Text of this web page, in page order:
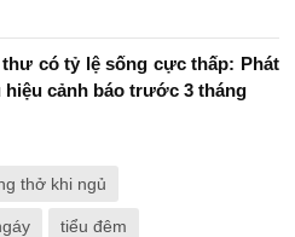
có tỷ lệ sống cực thấp: Phát
hiệu cảnh báo trước 3 tháng
thở khi ngủ
tiểu đêm